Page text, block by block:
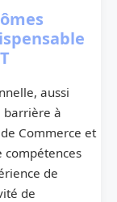
aussi
barrière à
Commerce et
compétences
de
de